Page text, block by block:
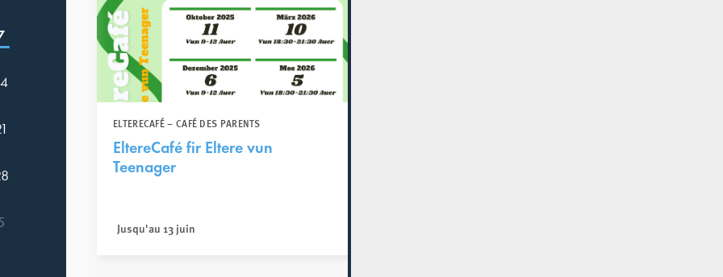
ELTERECAFÉ – CAFÉ DES PARENTS
EltereCafé fir Eltere vun
Teenager
Jusqu'au 13 juin